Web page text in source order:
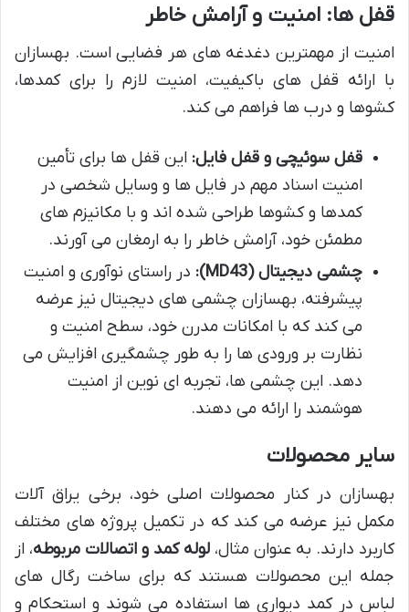
قفل ها: امنیت و آرامش خاطر
امنیت از مهمترین دغدغه های هر فضایی است. بهسازان
با ارائه قفل های باکیفیت، امنیت لازم را برای کمدها،
کشوها و درب ها فراهم می کند.
قفل سوئیچی و قفل فایل: این قفل ها برای تأمین
امنیت اسناد مهم در فایل ها و وسایل شخصی در
کمدها و کشوها طراحی شده اند و با مکانیزم های
مطمئن خود، آرامش خاطر را به ارمغان می آورند.
چشمی دیجیتال (MD43):
در راستای نوآوری و امنیت
پیشرفته، بهسازان چشمی های دیجیتال نیز عرضه
می کند که با امکانات مدرن خود، سطح امنیت و
نظارت بر ورودی ها را به طور چشمگیری افزایش می
دهد. این چشمی ها، تجربه ای نوین از امنیت
هوشمند را ارائه می دهند.
سایر محصولات
بهسازان در کنار محصولات اصلی خود، برخی یراق آلات
مکمل نیز عرضه می کند که در تکمیل پروژه های مختلف
کاربرد دارند. به عنوان مثال، لوله کمد و اتصالات مربوطه، از
جمله این محصولات هستند که برای ساخت رگال های
لباس در کمد دیواری ها استفاده می شوند و استحکام و